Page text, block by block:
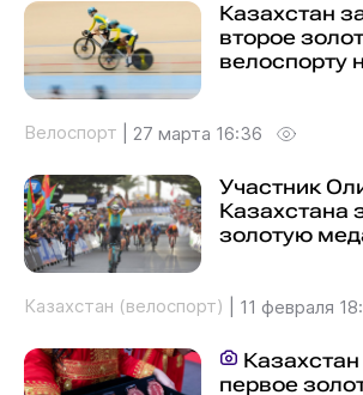
Казахстан
второе
велоспорту
Велоспорт 27 марта 16:36
Участник
Казахстана
золотую
Казахстан (велоспорт) 11 февраля
первое